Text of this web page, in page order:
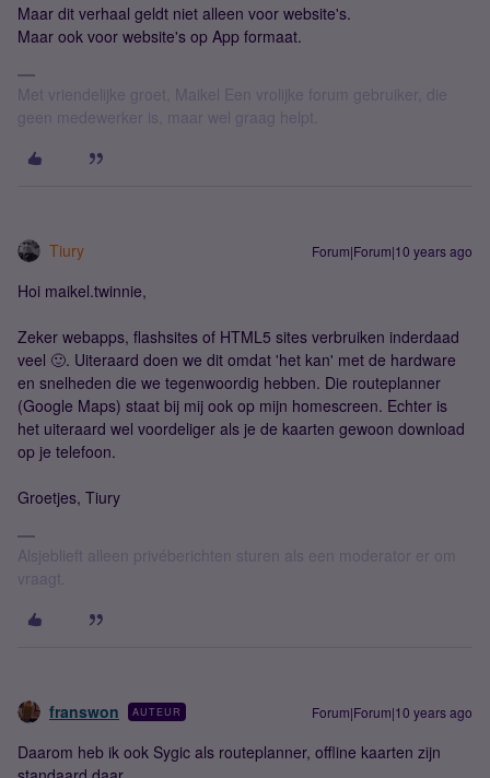
Maar dit verhaal geldt niet alleen voor website's.
Maar ook voor website's op App formaat.
Met vriendelijke groet, Maikel Een vrolijke forum gebruiker, die
geen medewerker is, maar wel graag helpt.
Tiury Forum|Forum|10 years ago
Hoi maikel.twinnie,
Zeker webapps, flashsites of HTML5 sites verbruiken inderdaad
veel 🙂. Uiteraard doen we dit omdat 'het kan' met de hardware
en snelheden die we tegenwoordig hebben. Die routeplanner
(Google Maps) staat bij mij ook op mijn homescreen. Echter is
het uiteraard wel voordeliger als je de kaarten gewoon download
op je telefoon.
Groetjes, Tiury
Alsjeblieft alleen privéberichten sturen als een moderator er om
vraagt.
franswon AUTEUR Forum|Forum|10 years ago
Daarom heb ik ook Sygic als routeplanner, offline kaarten zijn